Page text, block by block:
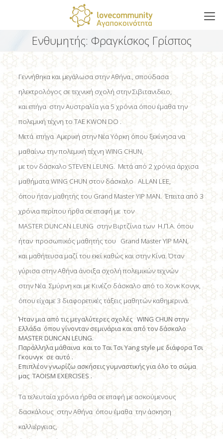
Ενθυμητής: Φραγκίσκος Γρίσπος
Γεννήθηκα και μεγάλωσα στην Αθήνα., σπούδασα
ηλεκτρολόγος σε τεχνική σχολή στην Σιβιτανιδειο,
και επήγα στην Αυστραλία για 5 χρόνια όπου έμαθα την
πολεμική τέχνη το TAE KWON DO .
Μετά επήγα Αμερική στην Νέα Υόρκη όπου ξεκίνησα να
μαθαίνω την πολεμική τέχνη WING CHUN,
με τον δάσκαλο STEVEN LEUNG. Μετά από 2 χρόνια άρχισα
μαθήματα WING CHUN στον δάσκαλο ALLAN LEE,
όπου ήταν μαθητής του Grand Master YIP MAN. Έπειτα από 3
χρόνια περίπου ήρθα σε επαφή με τον
MASTER DUNCAN LEUNG στην Βιρτζίνια των Η.Π.Α. όπου
ήταν προσωπικός μαθητής του Grand Master YIP MAN,
και μαθήτευσα μαζί του εκεί καθώς και στην Κίνα. Όταν
γύρισα στην Αθήνα άνοιξα σχολή πολεμικών τεχνών
στην Νέα Σμύρνη και με Κινέζο δάσκαλο από το Χονκ Κονγκ,
όπου είχαμε 3 διαφορετικές τάξεις μαθητών καθημερινά.
Ήταν μια από τις μεγαλύτερες σχολές WING CHUN στην
Ελλάδα όπου γίνονταν σεμινάρια και από τον δάσκαλο
MASTER DUNCAN LEUNG.
Παράλληλα μάθαινα και το Ται Τσι Yang style με διάφορα Τσι
Γκουνγκ σε αυτό .
Επιπλέον γνωρίζω ασκήσεις γυμναστικής για όλο το σώμα
μας ΤAOISM EXERCISES .
Τα τελευταία χρόνια ήρθα σε επαφή με ασκούμενους
δασκάλους στην Αθήνα όπου έμαθα την άσκηση
καλλιέργειας,